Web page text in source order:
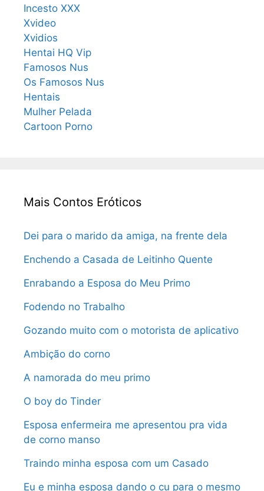
Incesto XXX
Xvideo
Xvidios
Hentai HQ Vip
Famosos Nus
Os Famosos Nus
Hentais
Mulher Pelada
Cartoon Porno
Mais Contos Eróticos
Dei para o marido da amiga, na frente dela
Enchendo a Casada de Leitinho Quente
Enrabando a Esposa do Meu Primo
Fodendo no Trabalho
Gozando muito com o motorista de aplicativo
Ambição do corno
A namorada do meu primo
O boy do Tinder
Esposa enfermeira me apresentou pra vida
de corno manso
Traindo minha esposa com um Casado
Eu e minha esposa dando o cu para o mesmo